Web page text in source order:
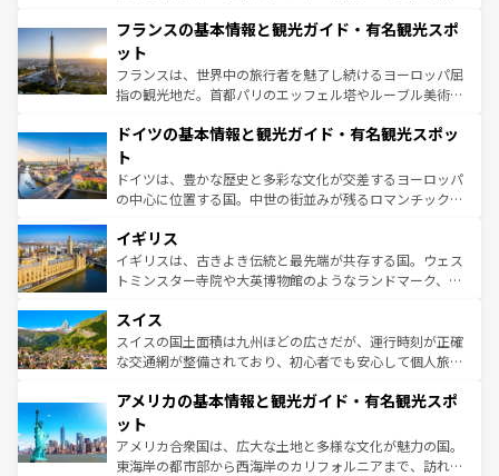
なお、新着のイタリア情報はコンテンツ一覧を参照してほ
しい。
文化が根付くこの国では、情熱的なフラメンコ、熱気あふ
れる闘牛、そして美味しいタパスが生活の一部となってい
る。首都マドリードの洗練された雰囲気や、バルセロナの
アートに溢れた街角から、地方では古代ローマ遺跡や中世
せる。地方によって風土や気候が異なるスペインはその個
ンテンツ一覧 を参照してほしい。
フランスの基本情報と観光ガイド・有名観光スポ
ット
フランスは、世界中の旅行者を魅了し続けるヨーロッパ屈
指の観光地だ。首都パリのエッフェル塔やルーブル美術館
で、幅広い魅力が詰まっている。華麗な宮殿、歴史的な大
聖堂、美しいビーチ、そして豊かな自然が、訪れる者を心
から魅了する。また、フランスは美食の国としても知ら
れ、フランス料理はユネスコ無形文化遺産にも登録されて
香り高いラベンダー畑など、多彩な楽しみ方が可能だ。さ
らに、パリ以外の地域にも魅力が溢れており、どの街角に
も豊かな歴史と文化が息づいている。パリ以外の個性あふ
を参照してほしい。
ドイツの基本情報と観光ガイド・有名観光スポッ
ト
ドイツは、豊かな歴史と多彩な文化が交差するヨーロッパ
の中心に位置する国。中世の街並みが残るロマンチック街
顔を持つこの国は、どこを歩いても飽きることがない。ベ
ルリンの文化的活気、バイエルン州のアルプスの絶景、そ
してライン川沿いのワイン畑といった風景は必見。ビール
は、お酒好きな人にはぜひ体験してほしい。 なお、新着の
ドイツ情報はコンテンツ一覧を参照してほしい。
イギリス
イギリスは、古きよき伝統と最先端が共存する国。ウェス
トミンスター寺院や大英博物館のようなランドマーク、歴
リアごとに異なる魅力がある。また、優雅なアフタヌーン
ティー、ビール好きにはたまらない英国パブ、サッカー観
戦など、本場だからこそできる体験も豊富。イギリスを旅
ンツ一覧を参照してほしい。
スイス
スイスの国土面積は九州ほどの広さだが、運行時刻が正確
な交通網が整備されており、初心者でも安心して個人旅行
の建物がそのまま残る町や、スイスならではのユニークな
博物館もあり、アルプス観光だけでなく町歩きも満喫する
ことができる。国民の所得が高いため物価も高いが、旅行
者向けの交通パス提供のサービスもあり、うまく活用すれ
アメリカの基本情報と観光ガイド・有名観光スポ
ット
アメリカ合衆国は、広大な土地と多様な文化が魅力の国。
東海岸の都市部から西海岸のカリフォルニアまで、訪れる